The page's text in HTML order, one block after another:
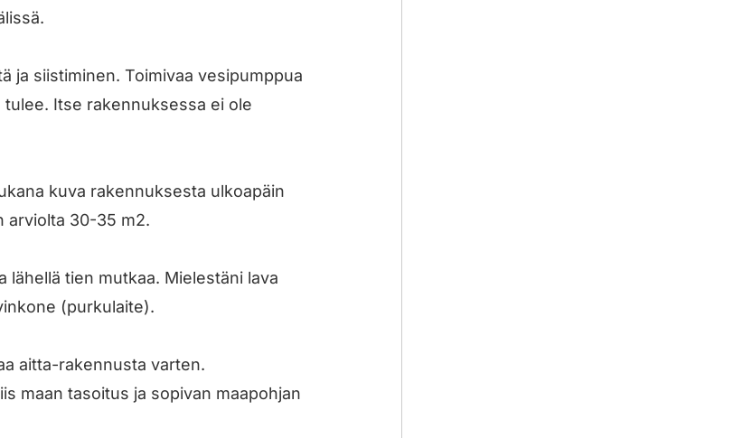
ja siistiminen. Toimivaa vesipumppua
Itse rakennuksessa ei ole
kuva rakennuksesta ulkoapäin
arviolta 30-35 m2.
lähellä tien mutkaa. Mielestäni lava
(purkulaite).
aitta-rakennusta varten.
maan tasoitus ja sopivan maapohjan